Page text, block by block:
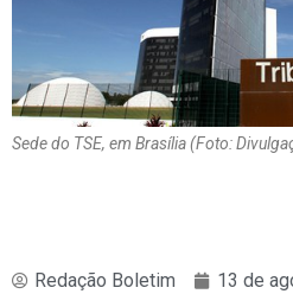
Sede do TSE, em Brasília (Foto:
Redação Boletim 13 de